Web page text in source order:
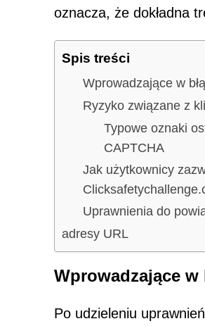
oznacza, że dokładna
Spis treści
Wprowadzające w
Ryzyko związane z
Typowe oznaki
CAPTCHA
Jak użytkownicy
Uprawnienia do
adresy URL
Wprowadzające w
Po udzieleniu